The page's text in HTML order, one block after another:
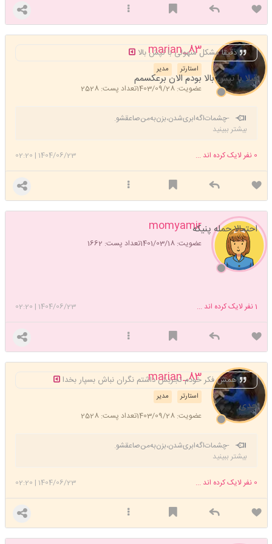
marian_83
مدیر استارتر
عضویت: 1403/09/28 تعداد پست: 2528
دقیقا مشکل منهولی با تپش بالا
قبلا با تپش بالا بودم الان برعکسمم
-چشمات‌اگه‌ابری‌شدن،بزن‌به‌من‌صاعقشو.️
بیشتر ببینید
1404/06/23
|
02:20 0 نفر لایک کرده اند ...
momyamir
عضویت: 1401/03/18 تعداد پست: 1662
احتمالا حمله پنیکه
1404/06/23
|
02:20 1نفر لایک کرده اند ...
marian_83
مدیر استارتر
عضویت: 1403/09/28 تعداد پست: 2528
همش فکر خودم تجربش داشتم نگران نباش بسپار بخدا
جدی
-چشمات‌اگه‌ابری‌شدن،بزن‌به‌من‌صاعقشو.️
بیشتر ببینید
1404/06/23
|
02:20 0 نفر لایک کرده اند ...